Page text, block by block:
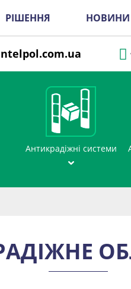
РІШЕННЯ НОВИНИ
Антикрадіжні системи